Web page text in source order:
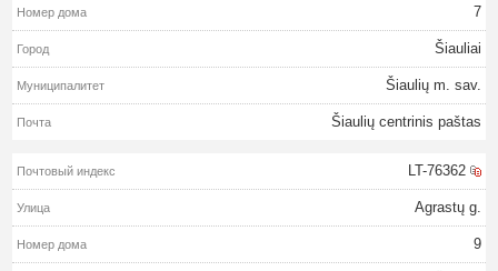
7
Šiauliai
Šiaulių m. sav.
Šiaulių centrinis paštas
LT-76362
Agrastų g.
9